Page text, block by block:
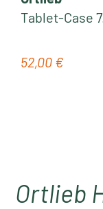
Tablet-Case
Regulärer Preis:
52,00 €
Ortlieb